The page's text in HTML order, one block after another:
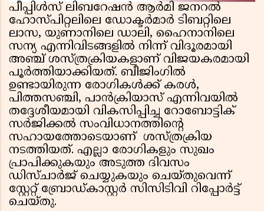
പീപ്പിൾസ് ലിബറേഷൻ ആർമി ജനറൽ
ഹോസ്പിറ്റലിലെ ഡോക്ടർമാർ ടിബറ്റിലെ
ലാസ, യുണാനിലെ ഡാലി, ഹൈനാനിലെ
സന്യ എന്നിവിടങ്ങളിൽ നിന്ന് വിദൂരമായി
അഞ്ച് ശസ്ത്രക്രിയകളാണ് വിജയകരമായി
പൂർത്തിയാക്കിയത്. ബീജിംഗിൽ
ഉണ്ടായിരുന്ന രോഗികൾക്ക് കരൾ,
പിത്തസഞ്ചി, പാൻക്രിയാസ് എന്നിവയിൽ
തദ്ദേശീയമായി വികസിപ്പിച്ച റോബോട്ടിക്
സർജിക്കൽ സംവിധാനത്തിന്റെ
സഹായത്തോടെയാണ് ശസ്ത്രക്രിയ
നടത്തിയത്. എല്ലാ രോഗികളും സുഖം
പ്രാപിക്കുകയും അടുത്ത ദിവസം
ഡിസ്ചാർജ് ചെയ്യുകയും ചെയ്തുവെന്ന്
സ്റ്റേറ്റ് ബ്രോഡ്കാസ്റ്റർ സിസിടിവി റിപ്പോർട്ട്
ചെയ്തു.